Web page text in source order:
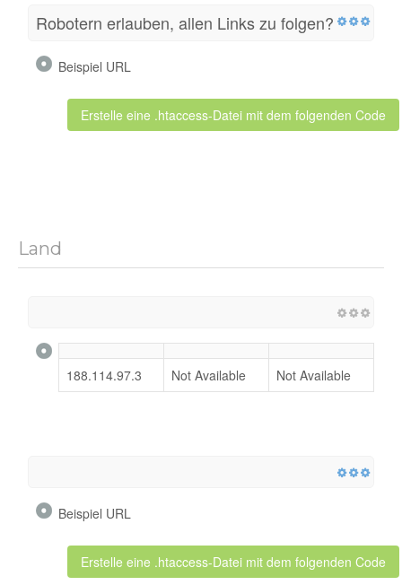
Robotern erlauben, allen Links zu folgen?
Beispiel URL
Erstelle eine .htaccess-Datei mit dem folgenden Code
Land
188.114.97.3 Not Available Not Available
Beispiel URL
Erstelle eine .htaccess-Datei mit dem folgenden Code